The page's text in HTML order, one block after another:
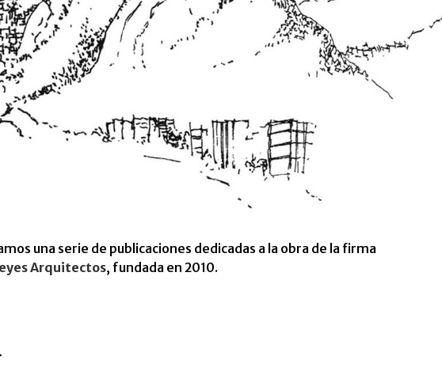
una serie de publicaciones dedicadas a la obra de la firma
Arquitectos, fundada en 2010.